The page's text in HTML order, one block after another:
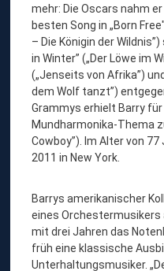
mehr: Die Oscars nahm
besten Song in „Born
– Die Königin der
in Winter” („Der Löwe im
(„Jenseits von Afrika”)
dem Wolf tanzt”)
Grammys erhielt Barry
Mundharmonika-Thema
Cowboy”). Im Alter von
2011 in New York.
Barrys amerikanischer
eines Orchestermusikers
mit drei Jahren das
früh eine klassische
Unterhaltungsmusiker.